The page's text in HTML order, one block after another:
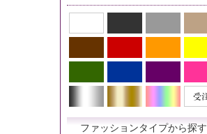
ファッションタイプから探す